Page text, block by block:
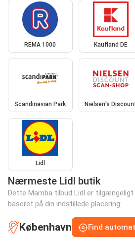
REMA 1000 Kaufland DE
Scandinavian Park Nielsen's
Lidl
Nærmeste Lidl butik
Dette Mamba tilbud Lidl er
baseret på din indstillede placering:
København Find